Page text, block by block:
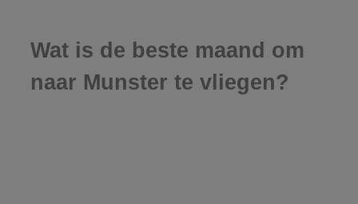
Wat is de beste maand om
naar Munster te vliegen?